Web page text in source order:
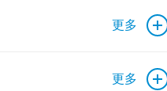
更多
更多